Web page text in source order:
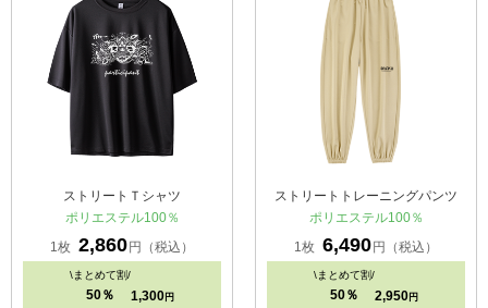
ストリートＴシャツ
ポリエステル100％
1枚 2,860 円（税込）
\まとめて割/
50％ 1,300 円
ストリートトレーニングパンツ
ポリエステル100％
1枚 6,490 円（税込）
\まとめて割/
50％ 2,950 円